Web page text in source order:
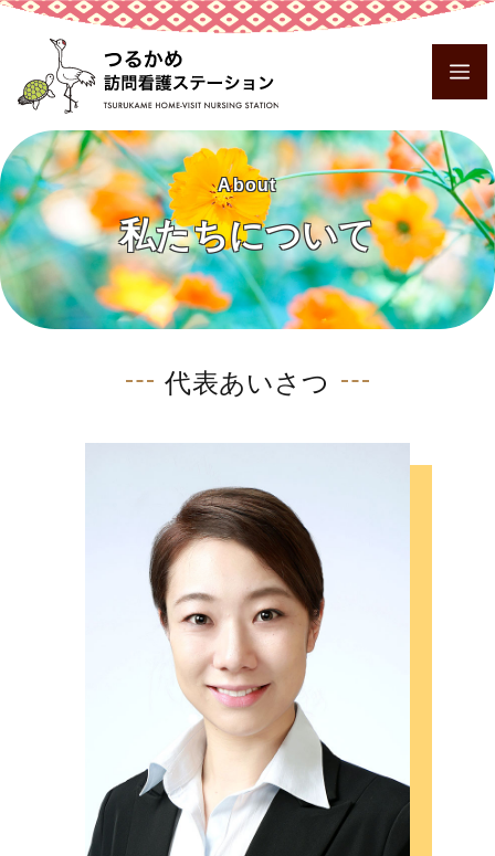
Skip
content
About
私たちについて
代表あいさつ